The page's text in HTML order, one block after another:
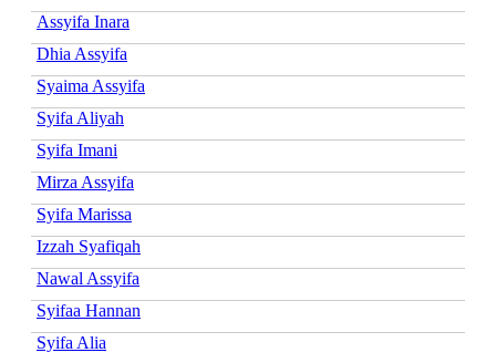
Assyifa Inara
Dhia Assyifa
Syaima Assyifa
Syifa Aliyah
Syifa Imani
Mirza Assyifa
Syifa Marissa
Izzah Syafiqah
Nawal Assyifa
Syifaa Hannan
Syifa Alia